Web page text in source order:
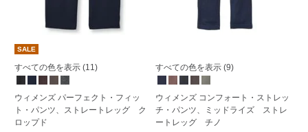
SALE
すべての色を表示 (11)
ウィメンズ パーフェクト・フィッ
ト・パンツ、ストレートレッグ ク
ロップド
すべての色を表示 (9)
ウィメンズ コンフォート・ストレッ
チ・パンツ、ミッドライズ ストレ
ートレッグ チノ